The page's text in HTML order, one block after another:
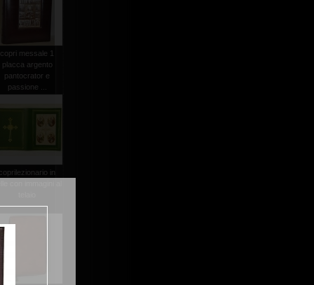
copri messale 1
placca argento
pantocrator e
passione ...
coprilezionario in